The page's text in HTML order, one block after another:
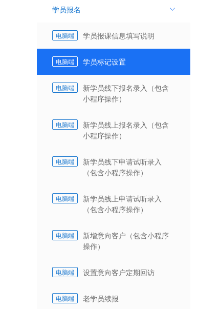
学员报名
电脑端 学员报课信息填写说明
电脑端 学员标记设置
电脑端
新学员线下报名录入（包含
小程序操作）
电脑端
新学员线上报名录入（包含
小程序操作）
电脑端
新学员线下申请试听录入
（包含小程序操作）
电脑端
新学员线上申请试听录入
（包含小程序操作）
电脑端
新增意向客户（包含小程序
操作）
电脑端 设置意向客户定期回访
电脑端 老学员续报